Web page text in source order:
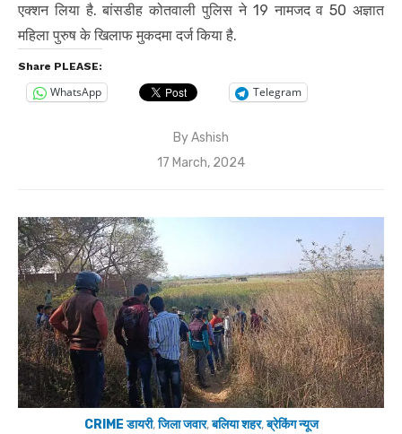
एक्शन लिया है. बांसडीह कोतवाली पुलिस ने 19 नामजद व 50 अज्ञात
महिला पुरुष के खिलाफ मुकदमा दर्ज किया है.
Share PLEASE:
WhatsApp Telegram
ByAshish
Posted
17 March, 2024
CRIME डायरी,जिला जवार,बलिया शहर,ब्रेकिंग न्यूज